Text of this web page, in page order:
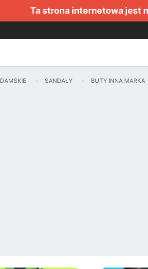
Ta strona internetowa jest
DAMSKIE SANDAŁY BUTY INNA MARKA